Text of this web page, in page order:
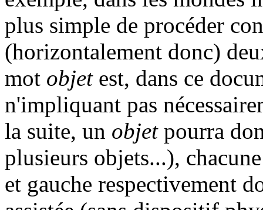
plus simple de procéder
(horizontalement donc)
mot objetest, dans ce
n'impliquant pas
la suite, un objetpourra
plusieurs objets...),
et gauche respectivement